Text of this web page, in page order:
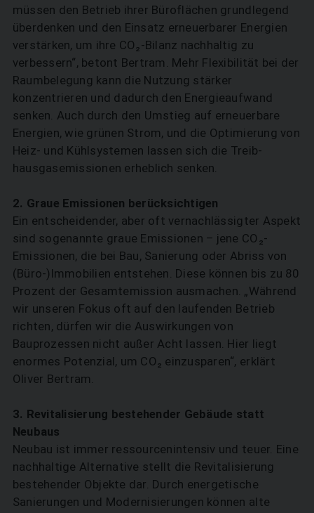
müssen den Betrieb ihrer Büroflächen grundlegend
überdenken und den Einsatz erneuerbarer Energien
verstärken, um ihre CO₂-Bilanz nachhaltig zu
verbessern“, betont Bertram. Mehr Flexibilität bei der
Raumbelegung kann die Nutzung stärker
konzentrieren und dadurch den Energieaufwand
senken. Auch durch den Umstieg auf erneuerbare
Energien, wie grünen Strom, und die Optimierung von
Heiz- und Kühlsystemen lassen sich die Treib­
hausgasemissionen erheblich senken.
2. Graue Emissionen berücksichtigen
Ein entscheidender, aber oft vernachlässigter Aspekt
sind sogenannte graue Emissionen – jene CO₂-
Emissionen, die bei Bau, Sanierung oder Abriss von
(Büro-)Immobilien entstehen. Diese können bis zu 80
Prozent der Gesamt­emission ausmachen. „Während
wir unseren Fokus oft auf den laufenden Betrieb
richten, dürfen wir die Auswirkungen von
Bauprozessen nicht außer Acht lassen. Hier liegt
enormes Potenzial, um CO₂ einzusparen“, erklärt
Oliver Bertram.
3. Revitalisierung bestehender ­Gebäude statt
Neubaus
Neubau ist immer ressourcenintensiv und teuer. Eine
nachhaltige Alternative stellt die Revitalisierung
bestehender Objekte dar. Durch energetische
Sanierungen und Modernisierungen ­können alte